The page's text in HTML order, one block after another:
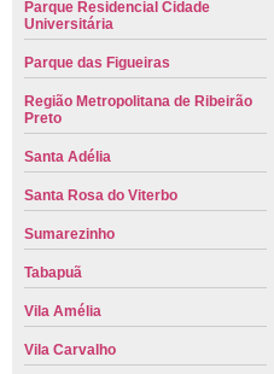
Parque Residencial Cidade
Universitária
Parque das Figueiras
Região Metropolitana de Ribeirão
Preto
Santa Adélia
Santa Rosa do Viterbo
Sumarezinho
Tabapuã
Vila Amélia
Vila Carvalho